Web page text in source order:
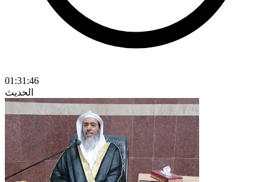
01:31:46
الحديث